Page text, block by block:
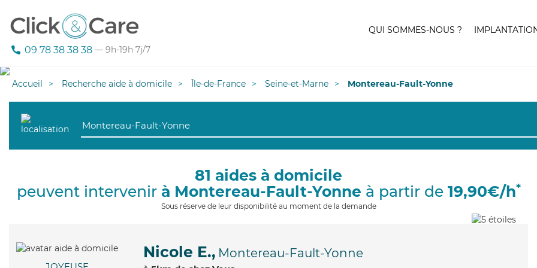
09 78 38 38 38 — 9h-19h 7j/7
QUI SOMMES-NOUS ?
Accueil Recherche aide à domicile Île-de-France Seine-et-Marne Montereau-Fault-Yonne
81 aides à domicile
peuvent intervenir à Montereau-Fault-Yonne à partir de 19,90€/h*
Sous réserve de leur disponibilité au moment de la demande
Nicole E., Montereau-Fault-Yonne